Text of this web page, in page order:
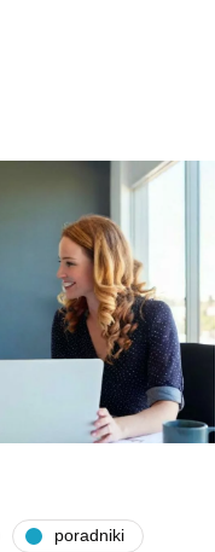
poradniki